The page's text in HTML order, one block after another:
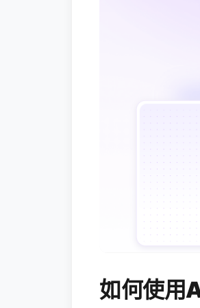
如何使用